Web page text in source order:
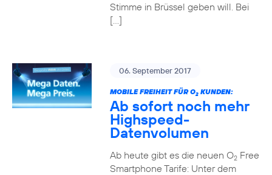
Stimme in Brüssel geben will. Bei
[…]
06. September 2017
MOBILE FREIHEIT FÜR O2KUNDEN:
Ab sofort noch mehr
Highspeed-
Datenvolumen
Ab heute gibt es die neuen O2Free
Smartphone Tarife: Unter dem